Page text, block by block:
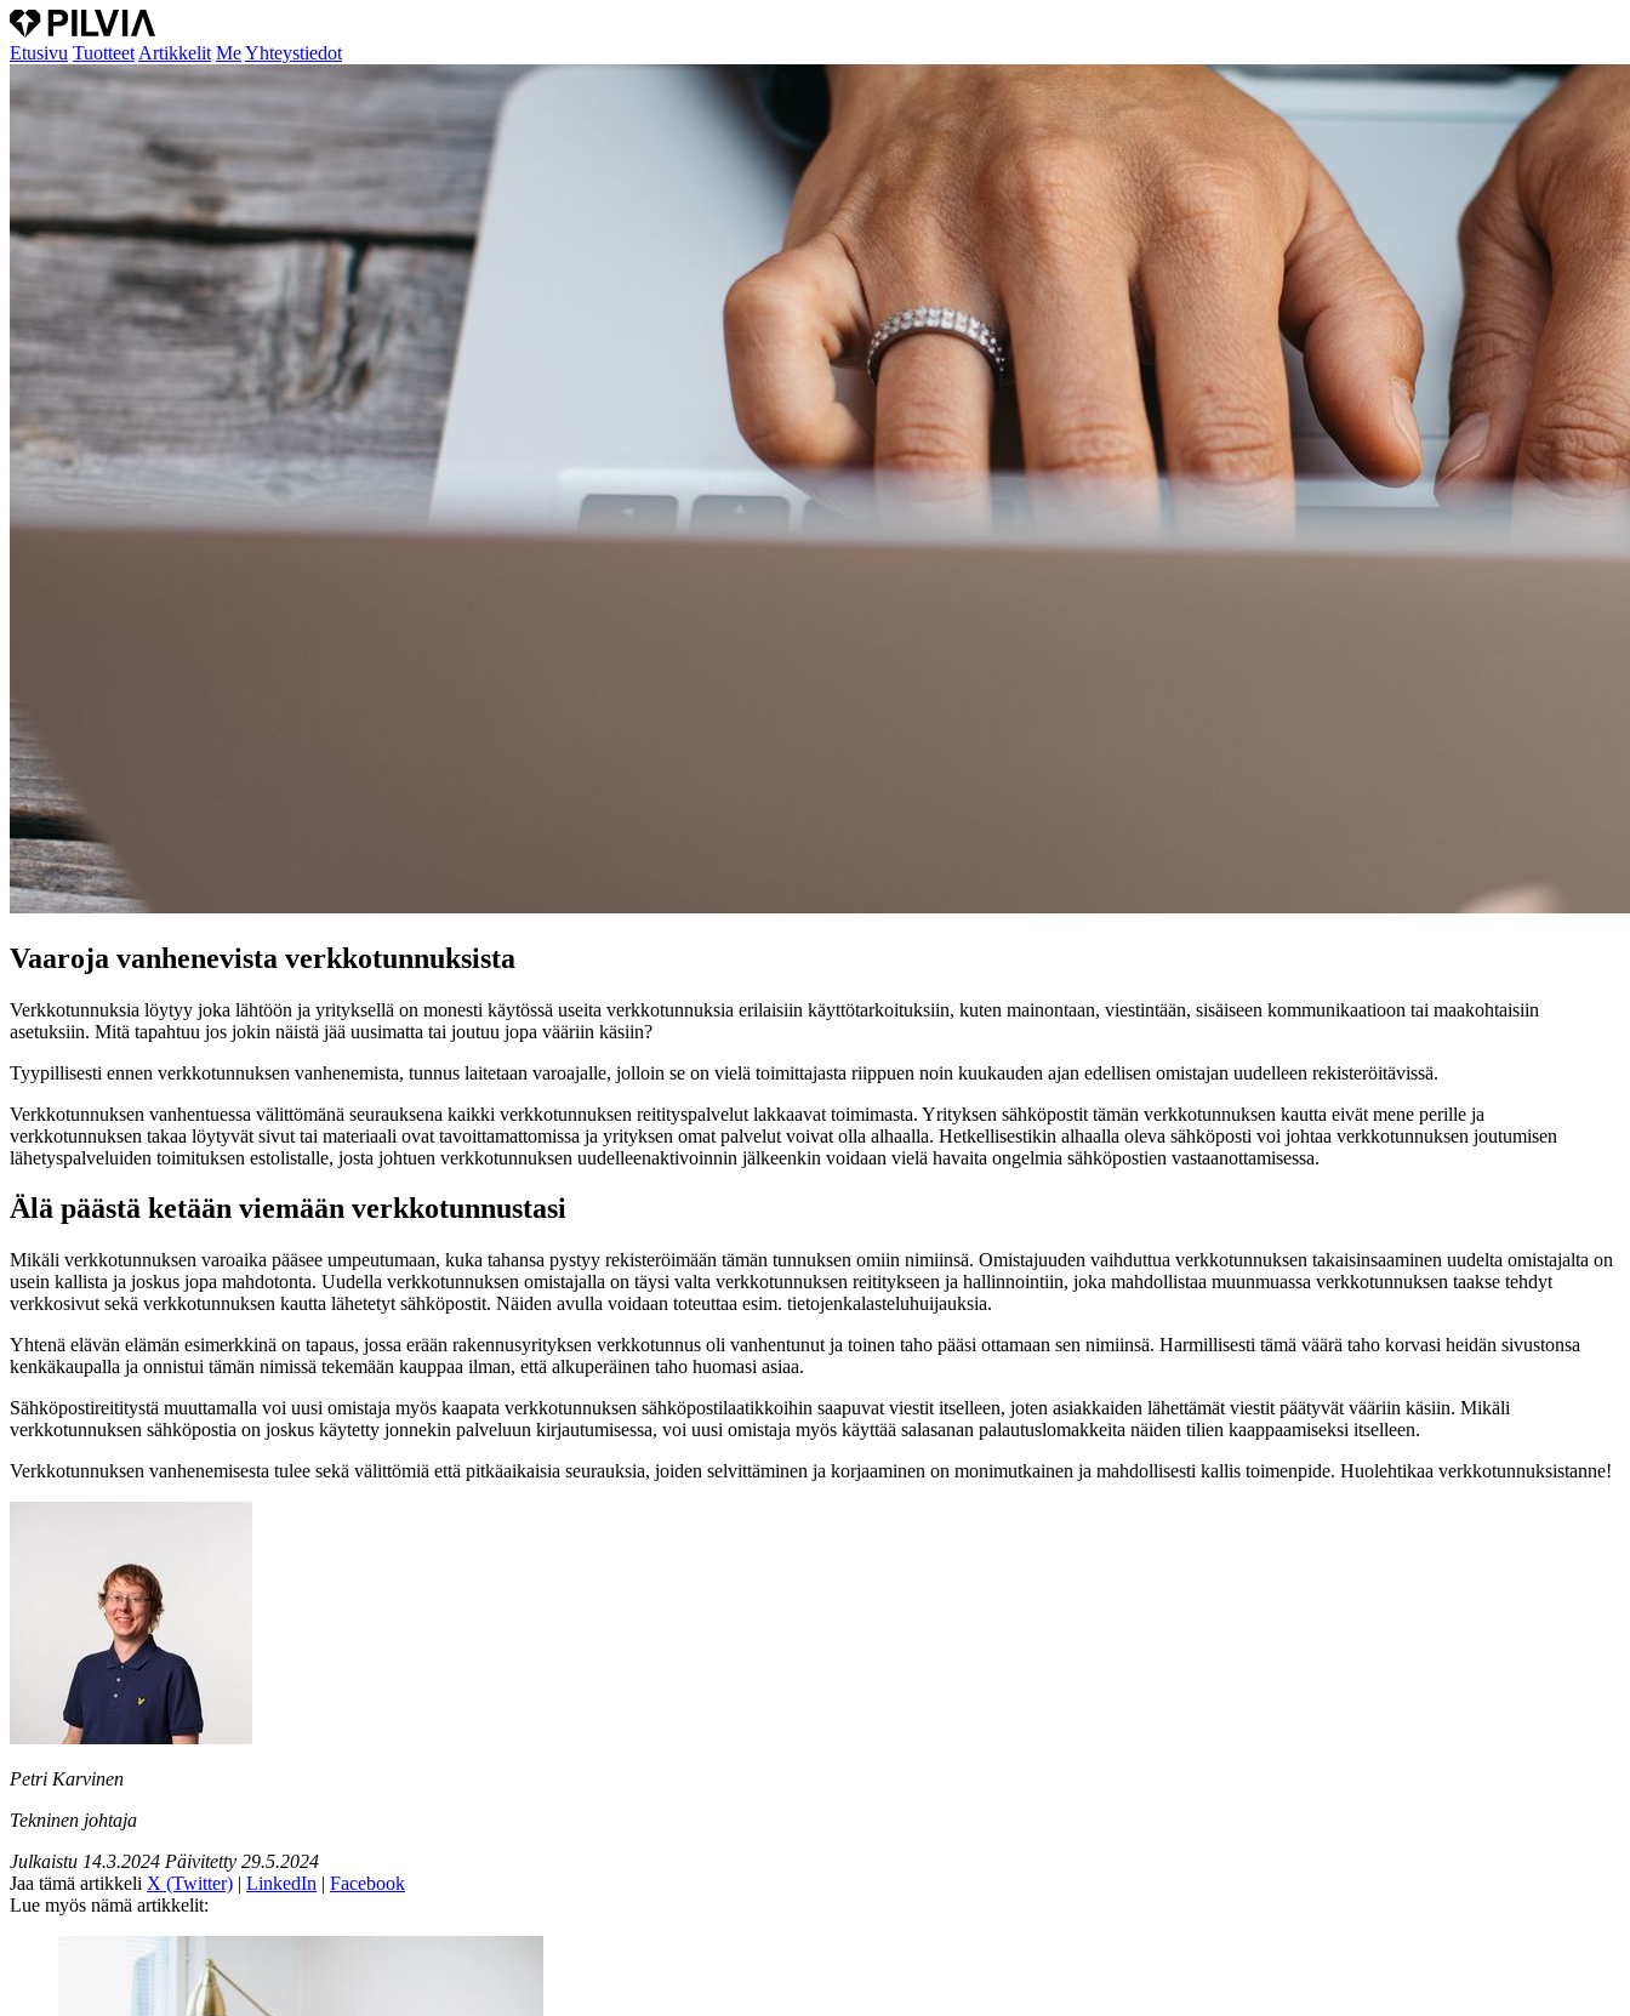
Etusivu Tuotteet Artikkelit MeYhteystiedot
Vaaroja vanhenevista verkkotunnuksista
Verkkotunnuksia löytyy joka lähtöön ja yrityksellä on monesti käytössä useita verkkotunnuksia erilaisiin käyttötarkoituksiin, kuten mainontaan, viestintään, sisäiseen kommunikaatioon tai maakohtaisiin
asetuksiin. Mitä tapahtuu jos jokin näistä jää uusimatta tai joutuu jopa vääriin käsiin?
Tyypillisesti ennen verkkotunnuksen vanhenemista, tunnus laitetaan varoajalle, jolloin se on vielä toimittajasta riippuen noin kuukauden ajan edellisen omistajan uudelleen rekisteröitävissä.
Verkkotunnuksen vanhentuessa välittömänä seurauksena kaikki verkkotunnuksen reitityspalvelut lakkaavat toimimasta. Yrityksen sähköpostit tämän verkkotunnuksen kautta eivät mene perille ja
verkkotunnuksen takaa löytyvät sivut tai materiaali ovat tavoittamattomissa ja yrityksen omat palvelut voivat olla alhaalla. Hetkellisestikin alhaalla oleva sähköposti voi johtaa verkkotunnuksen joutumisen
lähetyspalveluiden toimituksen estolistalle, josta johtuen verkkotunnuksen uudelleenaktivoinnin jälkeenkin voidaan vielä havaita ongelmia sähköpostien vastaanottamisessa.
Älä päästä ketään viemään verkkotunnustasi
Mikäli verkkotunnuksen varoaika pääsee umpeutumaan, kuka tahansa pystyy rekisteröimään tämän tunnuksen omiin nimiinsä. Omistajuuden vaihduttua verkkotunnuksen takaisinsaaminen uudelta omistajalta on
usein kallista ja joskus jopa mahdotonta. Uudella verkkotunnuksen omistajalla on täysi valta verkkotunnuksen reititykseen ja hallinnointiin, joka mahdollistaa muunmuassa verkkotunnuksen taakse tehdyt
verkkosivut sekä verkkotunnuksen kautta lähetetyt sähköpostit. Näiden avulla voidaan toteuttaa esim. tietojenkalasteluhuijauksia.
Yhtenä elävän elämän esimerkkinä on tapaus, jossa erään rakennusyrityksen verkkotunnus oli vanhentunut ja toinen taho pääsi ottamaan sen nimiinsä. Harmillisesti tämä väärä taho korvasi heidän sivustonsa
kenkäkaupalla ja onnistui tämän nimissä tekemään kauppaa ilman, että alkuperäinen taho huomasi asiaa.
Sähköpostireititystä muuttamalla voi uusi omistaja myös kaapata verkkotunnuksen sähköpostilaatikkoihin saapuvat viestit itselleen, joten asiakkaiden lähettämät viestit päätyvät vääriin käsiin. Mikäli
verkkotunnuksen sähköpostia on joskus käytetty jonnekin palveluun kirjautumisessa, voi uusi omistaja myös käyttää salasanan palautuslomakkeita näiden tilien kaappaamiseksi itselleen.
Verkkotunnuksen vanhenemisesta tulee sekä välittömiä että pitkäaikaisia seurauksia, joiden selvittäminen ja korjaaminen on monimutkainen ja mahdollisesti kallis toimenpide. Huolehtikaa verkkotunnuksistanne!
Petri Karvinen
Tekninen johtaja
Julkaistu 14.3.2024 Päivitetty 29.5.2024
Jaa tämä artikkeli X (Twitter) | LinkedIn | Facebook
Lue myös nämä artikkelit: